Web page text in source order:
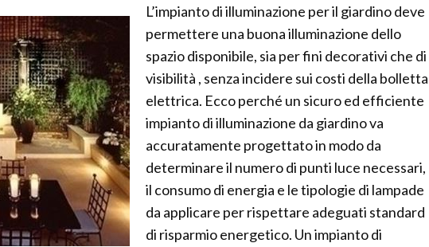
L’impianto di illuminazione per il giardino deve
permettere una buona illuminazione dello
spazio disponibile, sia per fini decorativi che di
visibilità , senza incidere sui costi della bolletta
elettrica. Ecco perché un sicuro ed efficiente
impianto di illuminazione da giardino va
accuratamente progettato in modo da
determinare il numero di punti luce necessari,
il consumo di energia e le tipologie di lampade
da applicare per rispettare adeguati standard
di risparmio energetico. Un impianto di